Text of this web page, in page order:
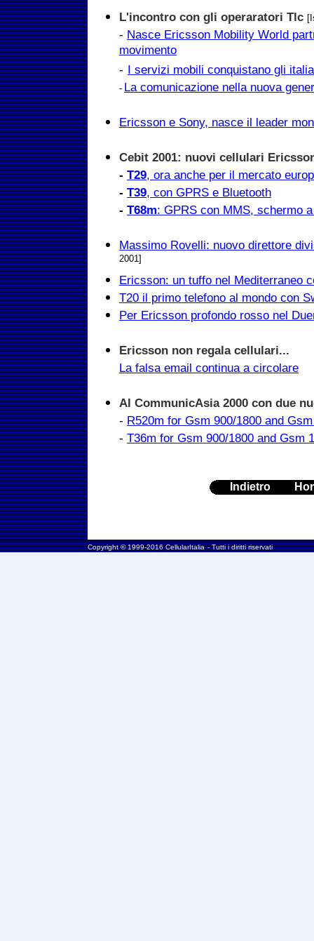
L'incontro con gli operaratori Tlc
- Nasce Ericsson Mobility World
movimento
- I servizi mobili conquistano gli
- La comunicazione nella nuova
Ericsson e Sony, nasce il leader
Cebit 2001: nuovi cellulari
- T29, ora anche per il mercato
- T39, con GPRS e Bluetooth
- T68m: GPRS con MMS, schermo
Massimo Rovelli: nuovo direttore
2001]
Ericsson: un tuffo nel Mediterraneo
T20 il primo telefono al mondo con
Per Ericsson profondo rosso nel
Ericsson non regala cellulari...
La falsa email continua a circolare
Al CommunicAsia 2000 con due
- R520m for Gsm 900/1800 and
- T36m for Gsm 900/1800 and Gsm
Indietro
. Copyright © 1999-2016 CellularItalia - Tutti i diritti riservati